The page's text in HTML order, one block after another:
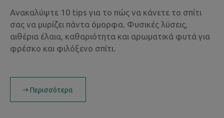
Ανακαλύψτε 10 tips για το πώς να κάνετε το σπίτι
σας να μυρίζει πάντα όμορφα. Φυσικές λύσεις,
αιθέρια έλαια, καθαριότητα και αρωματικά φυτά για
φρέσκο και φιλόξενο σπίτι.
Περισσότερα